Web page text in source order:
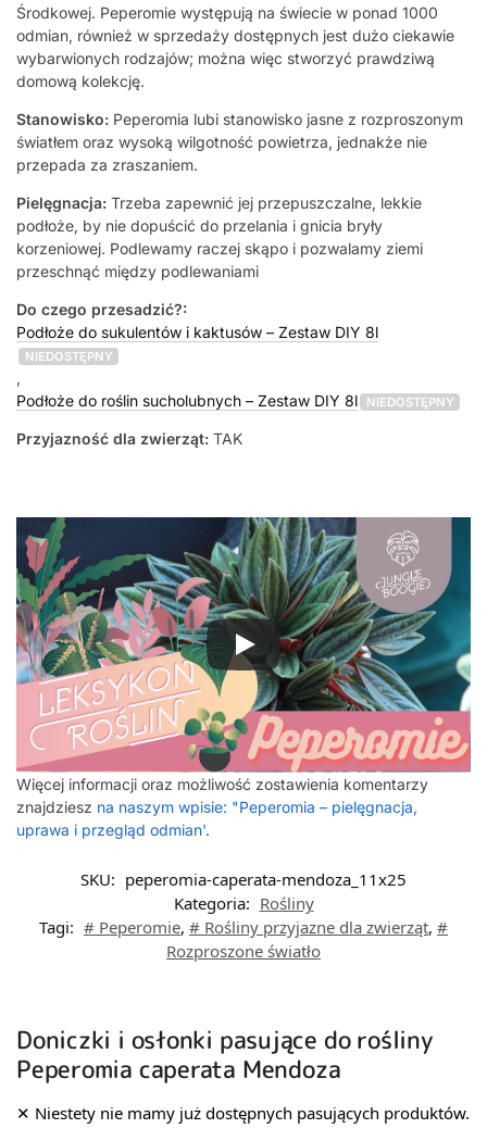
Środkowej. Peperomie występują na świecie w ponad 1000
odmian, również w sprzedaży dostępnych jest dużo ciekawie
wybarwionych rodzajów; można więc stworzyć prawdziwą
domową kolekcję.
Stanowisko: Peperomia lubi stanowisko jasne z rozproszonym
światłem oraz wysoką wilgotność powietrza, jednakże nie
przepada za zraszaniem.
Pielęgnacja: Trzeba zapewnić jej przepuszczalne, lekkie
podłoże, by nie dopuścić do przelania i gnicia bryły
korzeniowej. Podlewamy raczej skąpo i pozwalamy ziemi
przeschnąć między podlewaniami
Do czego przesadzić?:
Podłoże do sukulentów i kaktusów – Zestaw DIY 8l
NIEDOSTĘPNY
,
Podłoże do roślin sucholubnych – Zestaw DIY 8l
NIEDOSTĘPNY
Przyjazność dla zwierząt: TAK
Więcej informacji oraz możliwość zostawienia komentarzy
znajdziesz na naszym wpisie: "Peperomia – pielęgnacja,
uprawa i przegląd odmian'.
SKU: peperomia-caperata-mendoza_11x25
Kategoria: Rośliny
Tagi: # Peperomie, # Rośliny przyjazne dla zwierząt, #
Rozproszone światło
Doniczki i osłonki pasujące do rośliny
Peperomia caperata Mendoza